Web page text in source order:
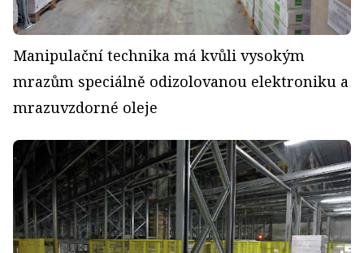
Manipulační technika má kvůli vysokým
mrazům speciálně odizolovanou elektroniku a
mrazuvzdorné oleje